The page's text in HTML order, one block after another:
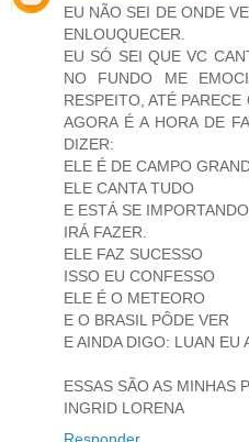
EU NÃO SEI DE ONDE
ENLOUQUECER.
EU SÓ SEI QUE VC
NO FUNDO ME
RESPEITO, ATÉ
AGORA É A HORA DE
DIZER:
ELE É DE CAMPO
ELE CANTA TUDO
E ESTÁ SE IMPORTANDO
IRÁ FAZER.
ELE FAZ SUCESSO
ISSO EU CONFESSO
ELE É O METEORO
E O BRASIL PÔDE VER
E AINDA DIGO: LUAN EU
ESSAS SÃO AS MINHAS
INGRID LORENA